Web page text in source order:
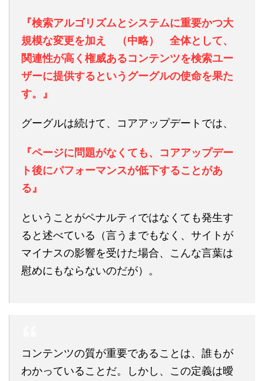
『検索アルゴリズムとシステムに重要かつ大
規模な変更を加え （中略） 全体として、
関連性が高く権威あるコンテンツを検索ユー
ザーに提供するというグーグルの使命を果た
す。』
グーグルは続けて、コアアップデートでは、
『ページに問題がなくても、コアアップデー
ト後にパフォーマンスが低下することがあ
る』
ということがペナルティではなくても発生す
ると述べている（言うまでもなく、サイトが
マイナスの影響を受けた場合、こんな言葉は
慰めにもならないのだが）。
コンテンツの質が重要であることは、誰もが
わかっていることだ。しかし、この定義は曖